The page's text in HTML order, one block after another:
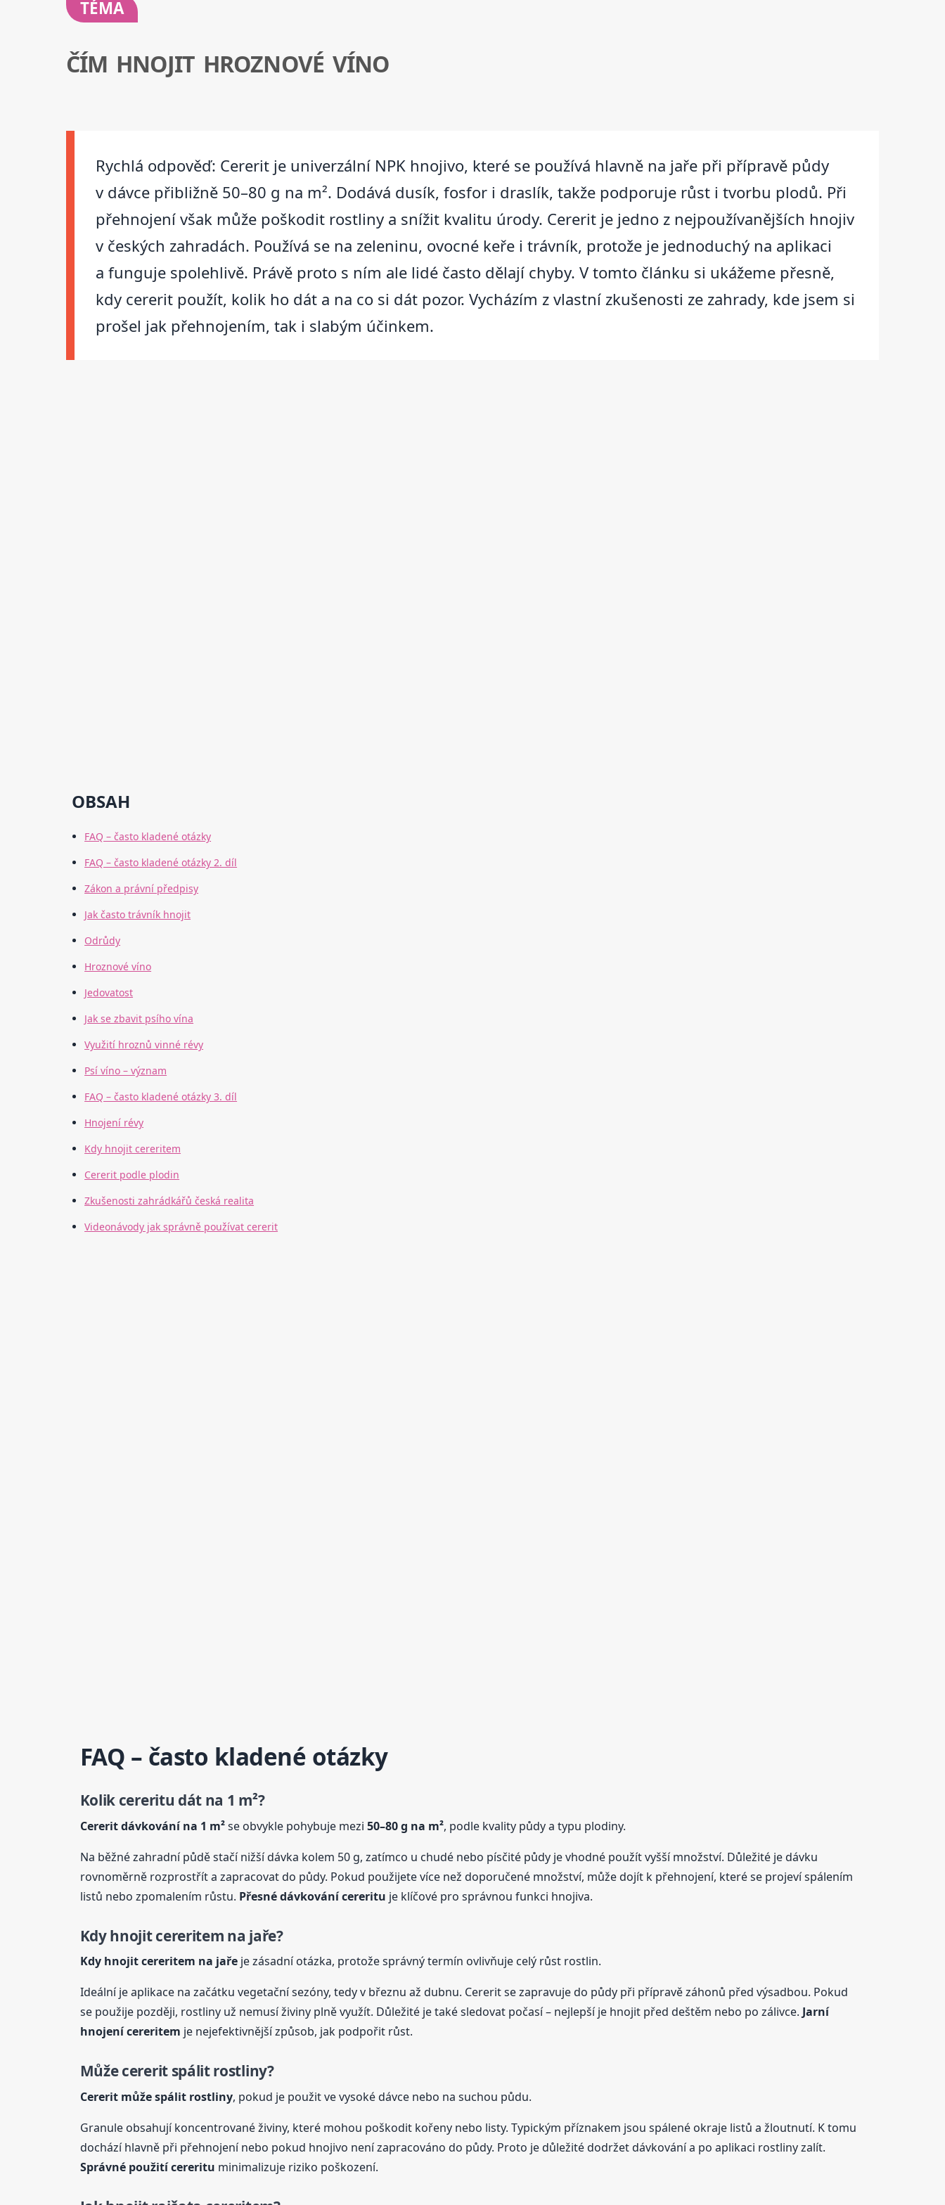
TÉMA
ČÍM HNOJIT HROZNOVÉ VÍNO
Rychlá odpověď: Cererit je univerzální NPK hnojivo, které se používá hlavně na jaře při přípravě půdy
v dávce přibližně 50–80 g na m². Dodává dusík, fosfor i draslík, takže podporuje růst i tvorbu plodů. Při
přehnojení však může poškodit rostliny a snížit kvalitu úrody. Cererit je jedno z nejpoužívanějších hnojiv
v českých zahradách. Používá se na zeleninu, ovocné keře i trávník, protože je jednoduchý na aplikaci
a funguje spolehlivě. Právě proto s ním ale lidé často dělají chyby. V tomto článku si ukážeme přesně,
kdy cererit použít, kolik ho dát a na co si dát pozor. Vycházím z vlastní zkušenosti ze zahrady, kde jsem si
prošel jak přehnojením, tak i slabým účinkem.
OBSAH
FAQ – často kladené otázky
FAQ – často kladené otázky 2. díl
Zákon a právní předpisy
Jak často trávník hnojit
Odrůdy
Hroznové víno
Jedovatost
Jak se zbavit psího vína
Využití hroznů vinné révy
Psí víno – význam
FAQ – často kladené otázky 3. díl
Hnojení révy
Kdy hnojit cereritem
Cererit podle plodin
Zkušenosti zahrádkářů česká realita
Videonávody jak správně používat cererit
FAQ – často kladené otázky
Kolik cereritu dát na 1 m²?
Cererit dávkování na 1 m²se obvykle pohybuje mezi 50–80 g na m², podle kvality půdy a typu plodiny.
Na běžné zahradní půdě stačí nižší dávka kolem 50 g, zatímco u chudé nebo písčité půdy je vhodné použít vyšší množství. Důležité je dávku
rovnoměrně rozprostřít a zapracovat do půdy. Pokud použijete více než doporučené množství, může dojít k přehnojení, které se projeví spálením
listů nebo zpomalením růstu. Přesné dávkování cereritu je klíčové pro správnou funkci hnojiva.
Kdy hnojit cereritem na jaře?
Kdy hnojit cereritem na jařeje zásadní otázka, protože správný termín ovlivňuje celý růst rostlin.
Ideální je aplikace na začátku vegetační sezóny, tedy v březnu až dubnu. Cererit se zapravuje do půdy při přípravě záhonů před výsadbou. Pokud
se použije později, rostliny už nemusí živiny plně využít. Důležité je také sledovat počasí – nejlepší je hnojit před deštěm nebo po zálivce. Jarní
hnojení cereritem je nejefektivnější způsob, jak podpořit růst.
Může cererit spálit rostliny?
Cererit může spálit rostliny, pokud je použit ve vysoké dávce nebo na suchou půdu.
Granule obsahují koncentrované živiny, které mohou poškodit kořeny nebo listy. Typickým příznakem jsou spálené okraje listů a žloutnutí. K tomu
dochází hlavně při přehnojení nebo pokud hnojivo není zapracováno do půdy. Proto je důležité dodržet dávkování a po aplikaci rostliny zalít.
Správné použití cereritu minimalizuje riziko poškození.